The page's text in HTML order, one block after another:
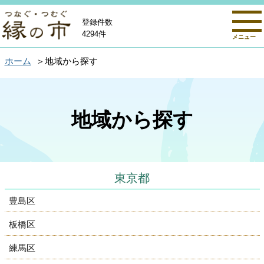
メニュー
登録件数
4294件
ホーム 地域から探す
地域から探す
東京都
豊島区
板橋区
練馬区